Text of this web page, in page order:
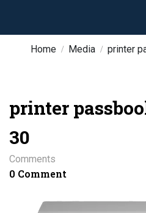
Home Media printer
printer
30
Comments
0 Comment